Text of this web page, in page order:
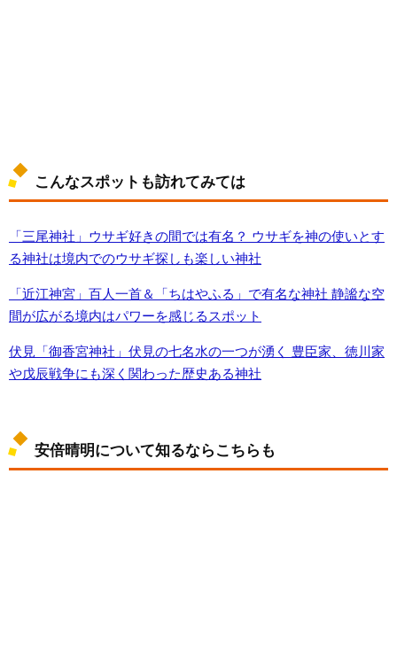
こんなスポットも訪れてみては
「三尾神社」ウサギ好きの間では有名？ ウサギを神の使いとす
る神社は境内でのウサギ探しも楽しい神社
「近江神宮」百人一首＆「ちはやふる」で有名な神社 静謐な空
間が広がる境内はパワーを感じるスポット
伏見「御香宮神社」伏見の七名水の一つが湧く 豊臣家、徳川家
や戊辰戦争にも深く関わった歴史ある神社
安倍晴明について知るならこちらも